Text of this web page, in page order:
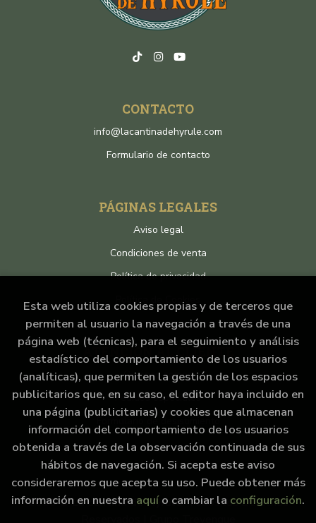
CONTACTO
info@lacantinadehyrule.com
Formulario de contacto
PÁGINAS LEGALES
Aviso legal
Condiciones de venta
Política de privacidad
Política de Cookies
ATENCIÓN AL CLIENTE
Quiénes somos
Pedidos especiales
Formulario de desistimiento
2026 ©La cantina de Hyrule. Todos los Derechos
Esta web utiliza cookies propias y de terceros que
permiten al usuario la navegación a través de una
página web (técnicas), para el seguimiento y análisis
estadístico del comportamiento de los usuarios
(analíticas), que permiten la gestión de los espacios
publicitarios que, en su caso, el editor haya incluido en
una página (publicitarias) y cookies que almacenan
información del comportamiento de los usuarios
obtenida a través de la observación continuada de sus
hábitos de navegación. Si acepta este aviso
consideraremos que acepta su uso. Puede obtener más
información en nuestra aquío cambiar la configuración.